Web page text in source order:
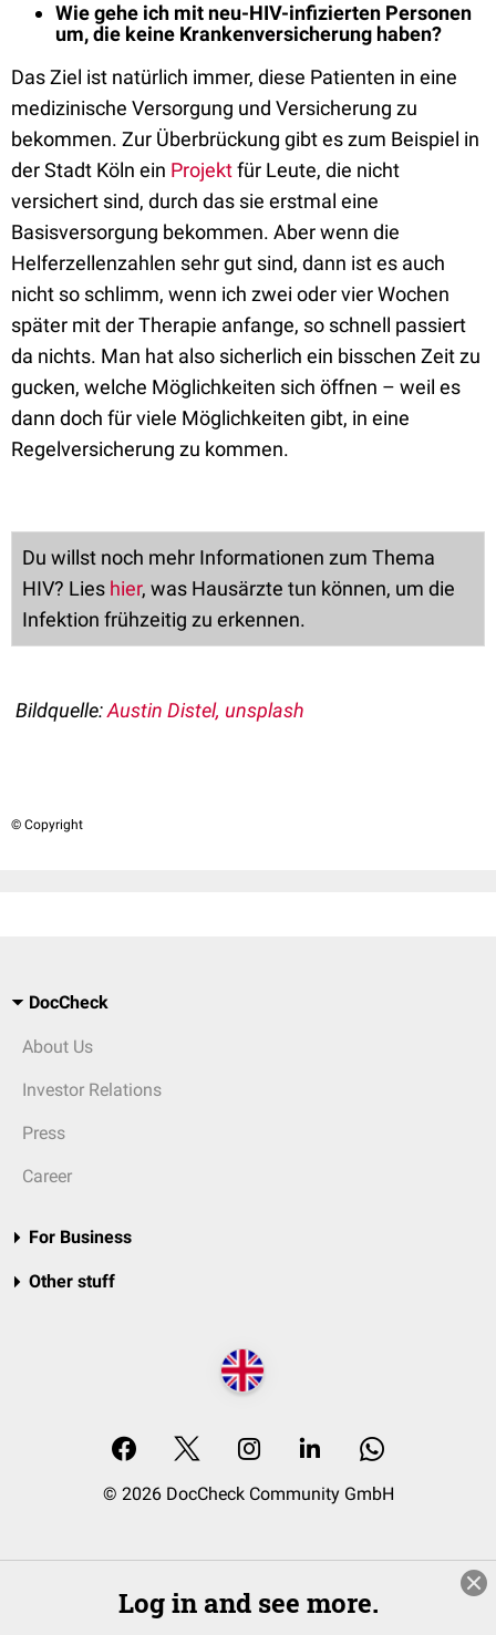
Wie gehe ich mit neu-HIV-infizierten Personen
um, die keine Krankenversicherung haben?
Das Ziel ist natürlich immer, diese Patienten in eine
medizinische Versorgung und Versicherung zu
bekommen. Zur Überbrückung gibt es zum Beispiel in
der Stadt Köln ein Projektfür Leute, die nicht
versichert sind, durch das sie erstmal eine
Basisversorgung bekommen. Aber wenn die
Helferzellenzahlen sehr gut sind, dann ist es auch
nicht so schlimm, wenn ich zwei oder vier Wochen
später mit der Therapie anfange, so schnell passiert
da nichts. Man hat also sicherlich ein bisschen Zeit zu
gucken, welche Möglichkeiten sich öffnen – weil es
dann doch für viele Möglichkeiten gibt, in eine
Regelversicherung zu kommen.
Du willst noch mehr Informationen zum Thema
HIV? Lies hier, was Hausärzte tun können, um die
Infektion frühzeitig zu erkennen.
Bildquelle:Austin Distel, unsplash
© Copyright
DocCheck
About Us
Investor Relations
Press
Career
For Business
Other stuff
© 2026 DocCheck Community GmbH
Log in and see more.